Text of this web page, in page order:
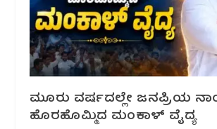
ಮೂರು ವರ್ಷದಲ್ಲೇ ಜನಪ್ರಿಯ
ಹೊರಹೊಮ್ಮಿದ ಮಂಕಾಳ್ ವೈದ್ಯ